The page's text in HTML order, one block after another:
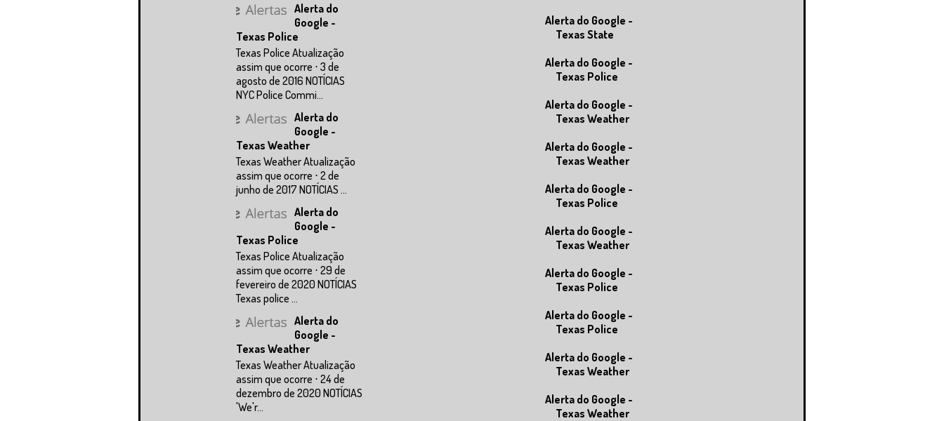
Alerta do
Google -
Texas Police
Texas Police Atualização
assim que ocorre ⋅ 3 de
agosto de 2016 NOTÍCIAS
NYC Police Commi...
Alerta do
Google -
Texas Weather
Texas Weather Atualização
assim que ocorre ⋅ 2 de
junho de 2017 NOTÍCIAS ...
Alerta do
Google -
Texas Police
Texas Police Atualização
assim que ocorre ⋅ 29 de
fevereiro de 2020 NOTÍCIAS
Texas police ...
Alerta do
Google -
Texas Weather
Texas Weather Atualização
assim que ocorre ⋅ 24 de
dezembro de 2020 NOTÍCIAS
'We'r...
Alerta do Google -
Texas State
Alerta do Google -
Texas Police
Alerta do Google -
Texas Weather
Alerta do Google -
Texas Weather
Alerta do Google -
Texas Police
Alerta do Google -
Texas Weather
Alerta do Google -
Texas Police
Alerta do Google -
Texas Police
Alerta do Google -
Texas Weather
Alerta do Google -
Texas Weather